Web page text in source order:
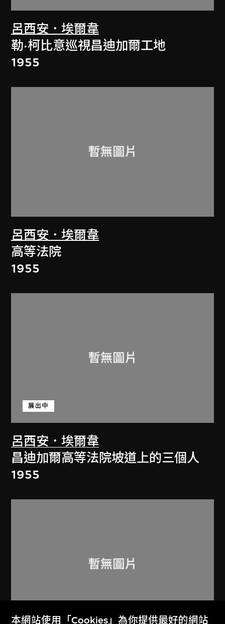
呂西安．埃爾韋
勒·柯比意巡視昌迪加爾工地
1955
呂西安．埃爾韋
高等法院
1955
呂西安．埃爾韋
展出中
昌迪加爾高等法院坡道上的三個人
1955
本網站使用「Cookies」為你提供最好的網站